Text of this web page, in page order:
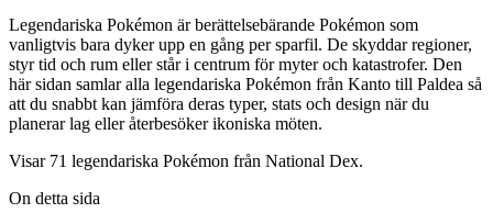
Legendariska Pokémon är berättelsebärande Pokémon som
vanligtvis bara dyker upp en gång per sparfil. De skyddar regioner,
styr tid och rum eller står i centrum för myter och katastrofer. Den
här sidan samlar alla legendariska Pokémon från Kanto till Paldea så
att du snabbt kan jämföra deras typer, stats och design när du
planerar lag eller återbesöker ikoniska möten.
Visar 71 legendariska Pokémon från National Dex.
On detta sida